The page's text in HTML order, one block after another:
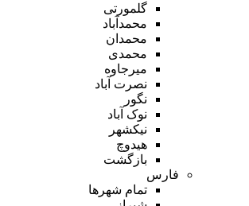
گلمورتی
محمدآباد
محمدان
محمدی
میرجاوه
نصرت آباد
نگور
نوک آباد
نیکشهر
هیدوچ
بازگشت
فارس
تمام شهر‌ها